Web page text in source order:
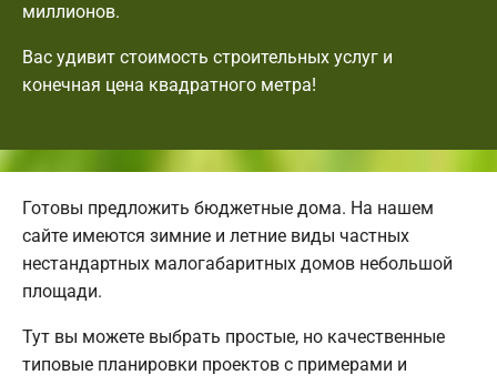
миллионов.
Вас удивит стоимость строительных услуг и
конечная цена квадратного метра!
Готовы предложить бюджетные дома. На нашем
сайте имеются зимние и летние виды частных
нестандартных малогабаритных домов небольшой
площади.
Тут вы можете выбрать простые, но качественные
типовые планировки проектов с примерами и